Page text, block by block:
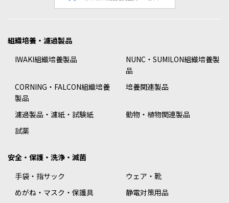
組織培養・濾過製品
IWAKI組織培養製品
NUNC・SUMILON組織培養製
品
CORNING・FALCON組織培養
製品
培養関連製品
濾過製品・濾紙・試験紙
動物・植物関連製品
試薬
安全・保護・洗浄・滅菌
手袋・指サック
ウェア・靴
めがね・マスク・保護具
静電対策用品